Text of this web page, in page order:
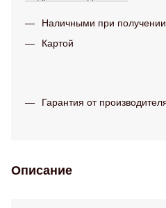
Наличными при получении
Картой
Гарантия от
Описание